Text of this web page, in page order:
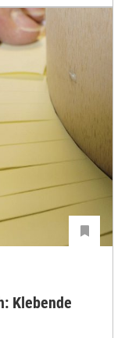
Klebende